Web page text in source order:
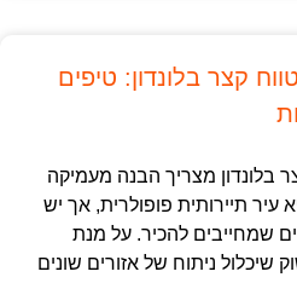
קצר בלונדון: טיפים
בלונדון מצריך הבנה מעמיקה
עיר תיירותית פופולרית, אך יש
שמחייבים להכיר. על מנת
ניתוח של אזורים שונים